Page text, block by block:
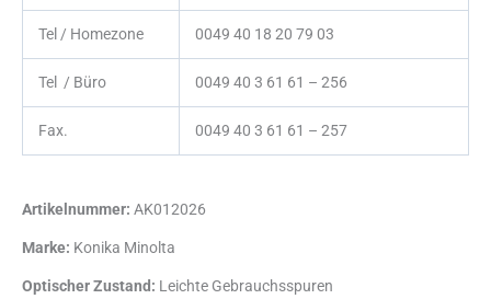
Tel / Homezone 0049 40 18 20 79 03
Tel / Büro 0049 40 3 61 61 – 256
Fax. 0049 40 3 61 61 – 257
Artikelnummer: AK012026
Marke: Konika Minolta
Optischer Zustand: Leichte Gebrauchsspuren